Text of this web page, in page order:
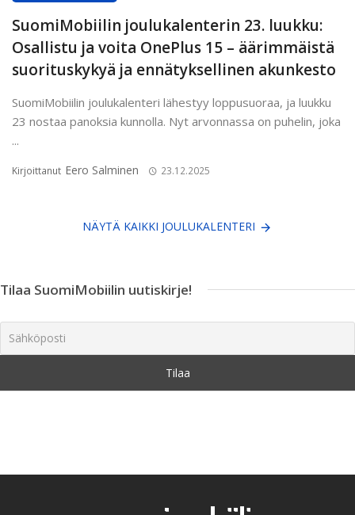
SuomiMobiilin joulukalenterin 23. luukku:
Osallistu ja voita OnePlus 15 – äärimmäistä
suorituskykyä ja ennätyksellinen akunkesto
SuomiMobiilin joulukalenteri lähestyy loppusuoraa, ja luukku
23 nostaa panoksia kunnolla. Nyt arvonnassa on puhelin, joka
...
Kirjoittanut Eero Salminen 23.12.2025
NÄYTÄ KAIKKI JOULUKALENTERI
Tilaa SuomiMobiilin uutiskirje!